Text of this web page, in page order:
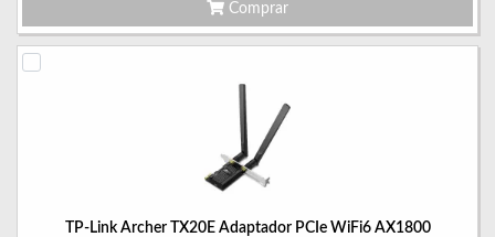
Comprar
TP-Link Archer TX20E Adaptador PCIe WiFi6 AX1800